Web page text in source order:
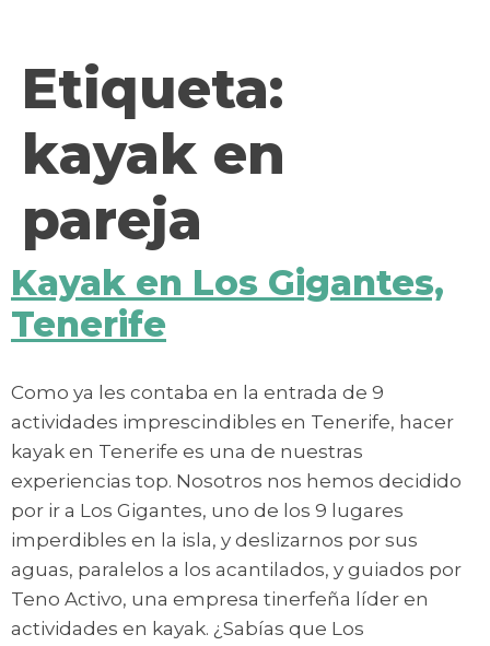
Etiqueta:
kayak en
pareja
Kayak en Los Gigantes,
Tenerife
Como ya les contaba en la entrada de 9
actividades imprescindibles en Tenerife, hacer
kayak en Tenerife es una de nuestras
experiencias top. Nosotros nos hemos decidido
por ir a Los Gigantes, uno de los 9 lugares
imperdibles en la isla, y deslizarnos por sus
aguas, paralelos a los acantilados, y guiados por
Teno Activo, una empresa tinerfeña líder en
actividades en kayak. ¿Sabías que Los